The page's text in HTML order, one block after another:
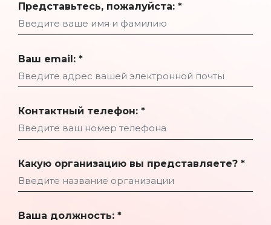
Представьтесь, пожалуйста: *
Ваш email: *
Контактный телефон: *
Какую организацию вы представляете? *
Ваша должность: *